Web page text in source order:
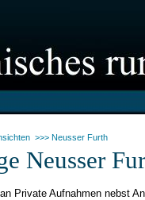
>>> Neusser Furth
Neusser
Private Aufnahmen nebst